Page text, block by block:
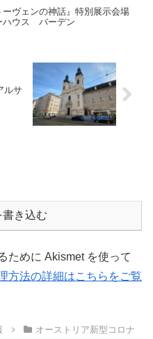
ーヴェンの神話』特別展示会場
ハウス バーデン
ルサ
書き込む
ために Akismet を使って
方法の詳細はこちらをご覧
オーストリア新型コロナ